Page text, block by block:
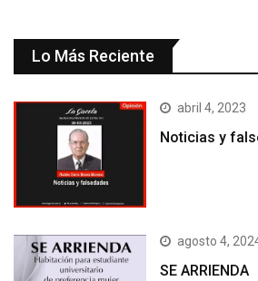
Lo Más Reciente
abril 4, 2023
Noticias y
agosto 4,
SE ARRIENDA